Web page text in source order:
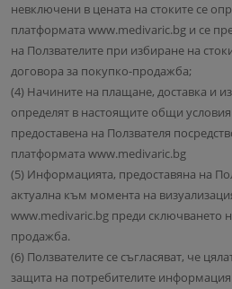
невключени в цената на стоките се
платформата www.medivaric.bg и се
на Ползвателите при избиране на
договора за покупко-продажба;
(4) Начините на плащане, доставка и
определят в настоящите общи
предоставена на Ползвателя
платформата www.medivaric.bg
(5) Информацията, предоставяна на
актуална към момента на
www.medivaric.bg преди сключването
продажба.
(6) Ползвателите се съгласяват, че
защита на потребителите